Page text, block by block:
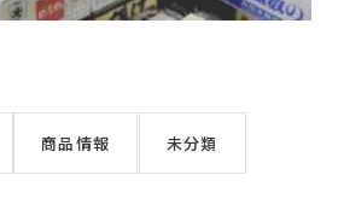
商品情報 未分類